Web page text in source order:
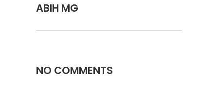
ABIH MG
NO COMMENTS